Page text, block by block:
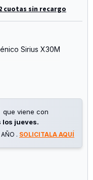
cuotas sin recargo
Sirius X30M
que viene con
los jueves.
. SOLICITALA AQUÍ